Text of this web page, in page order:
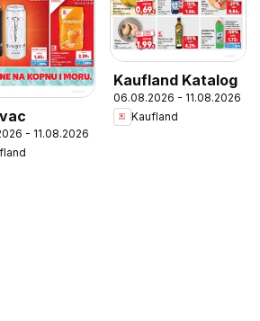
- 11.08.2026
Kaufland Katalog
06.08.2026 - 11.08.2026
Kaufland